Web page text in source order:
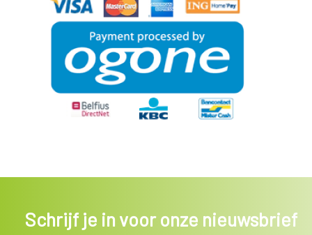
Schrijf je in voor onze nieuwsbrief